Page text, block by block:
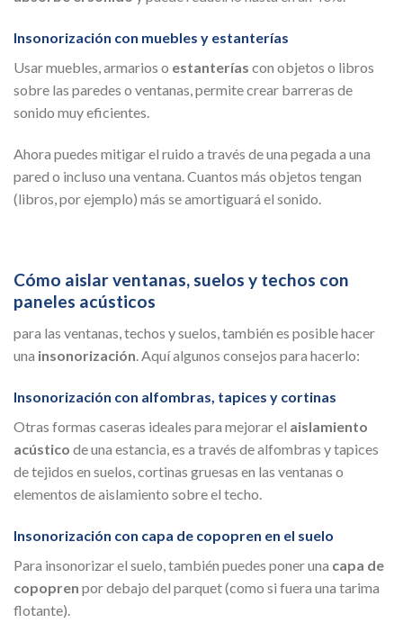
Insonorización con muebles y estanterías
Usar muebles, armarios o estanterías con objetos o libros
sobre las paredes o ventanas, permite crear barreras de
sonido muy eficientes.
Ahora puedes mitigar el ruido a través de una pegada a una
pared o incluso una ventana. Cuantos más objetos tengan
(libros, por ejemplo) más se amortiguará el sonido.
Cómo aislar ventanas, suelos y techos con
paneles acústicos
para las ventanas, techos y suelos, también es posible hacer
una insonorización. Aquí algunos consejos para hacerlo:
Insonorización con alfombras, tapices y cortinas
Otras formas caseras ideales para mejorar el aislamiento
acústico de una estancia, es a través de alfombras y tapices
de tejidos en suelos, cortinas gruesas en las ventanas o
elementos de aislamiento sobre el techo.
Insonorización con capa de copopren en el suelo
Para insonorizar el suelo, también puedes poner una capa de
copopren por debajo del parquet (como si fuera una tarima
flotante).